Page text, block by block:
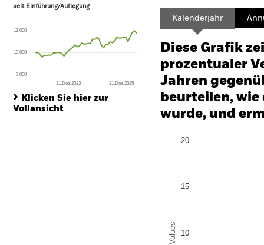
seit Einführung/Auflegung
The chart has 1 X axis displaying Time. Range: 2022-09-30 00:00:00 to
The chart has 1 Y axis displaying values. Range: -30 to 60.
seit Einführung/Auflegung
31.Dez.2023 31.Dez.2025
7 000
10 000
13 000
Klicken Sie hier zur
Vollansicht
Kalenderjahr
Diese Grafik
prozentualer
Jahren
beurteilen,
wurde, und
Chart
Bar chart with 2 data
Values 10
15
20